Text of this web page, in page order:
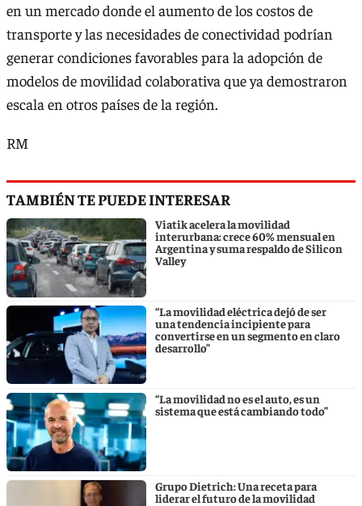
en un mercado donde el aumento de los costos de
transporte y las necesidades de conectividad podrían
generar condiciones favorables para la adopción de
modelos de movilidad colaborativa que ya demostraron
escala en otros países de la región.
RM
TAMBIÉN TE PUEDE INTERESAR
Viatik acelera la movilidad
interurbana: crece 60% mensual en
Argentina y suma respaldo de Silicon
Valley
“La movilidad eléctrica dejó de ser
una tendencia incipiente para
convertirse en un segmento en claro
desarrollo”
“La movilidad no es el auto, es un
sistema que está cambiando todo”
Grupo Dietrich: Una receta para
liderar el futuro de la movilidad